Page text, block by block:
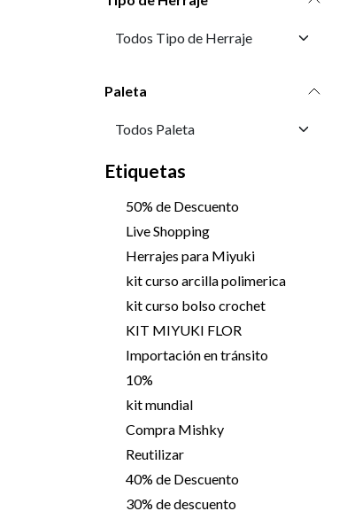
Paleta
Etiquetas
50% de Descuento
Live Shopping
Herrajes para Miyuki
kit curso arcilla polimerica
kit curso bolso crochet
KIT MIYUKI FLOR
Importación en tránsito
10%
kit mundial
Compra Mishky
Reutilizar
40% de Descuento
30% de descuento